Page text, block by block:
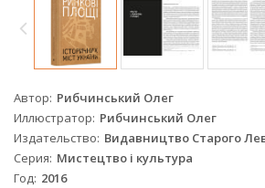
Автор Рибчинський Олег
Иллюстратор Рибчинський Олег
Издательство Видавництво Старого
Серия Мистецтво і культура
Год 2016